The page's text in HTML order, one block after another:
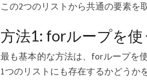
この2つのリストから共通の要素を
方法1: forループを使
最も基本的な方法は、forループを
1つのリストにも存在するかどうか